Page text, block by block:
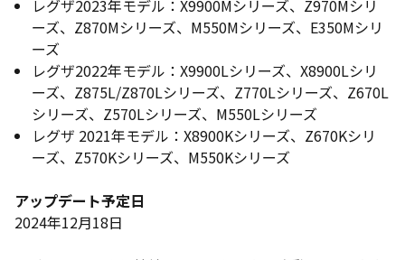
レグザ2023年モデル：X9900Mシリーズ、Z970Mシリ
ーズ、Z870Mシリーズ、M550Mシリーズ、E350Mシリ
ーズ
レグザ2022年モデル：X9900Lシリーズ、X8900Lシリ
ーズ、Z875L/Z870Lシリーズ、Z770Lシリーズ、Z670L
シリーズ、Z570Lシリーズ、M550Lシリーズ
レグザ 2021年モデル：X8900Kシリーズ、Z670Kシリ
ーズ、Z570Kシリーズ、M550Kシリーズ
アップデート予定日
2024年12月18日